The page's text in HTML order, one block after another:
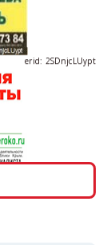
erid: 2SDnjcLUypt
erid: 2SDnjcrDNw6